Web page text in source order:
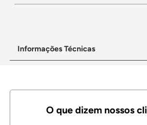
Informações Técnicas